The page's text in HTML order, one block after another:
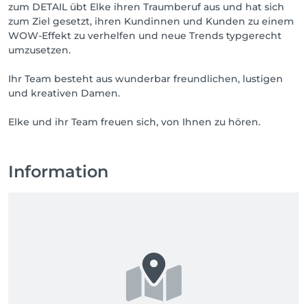
zum DETAIL übt Elke ihren Traumberuf aus und hat sich
zum Ziel gesetzt, ihren Kundinnen und Kunden zu einem
WOW-Effekt zu verhelfen und neue Trends typgerecht
umzusetzen.
Ihr Team besteht aus wunderbar freundlichen, lustigen
und kreativen Damen.
Elke und ihr Team freuen sich, von Ihnen zu hören.
Information